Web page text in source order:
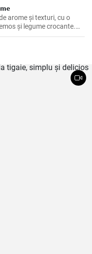
arome și texturi, cu o
și legume crocante.
sau o masă specială.